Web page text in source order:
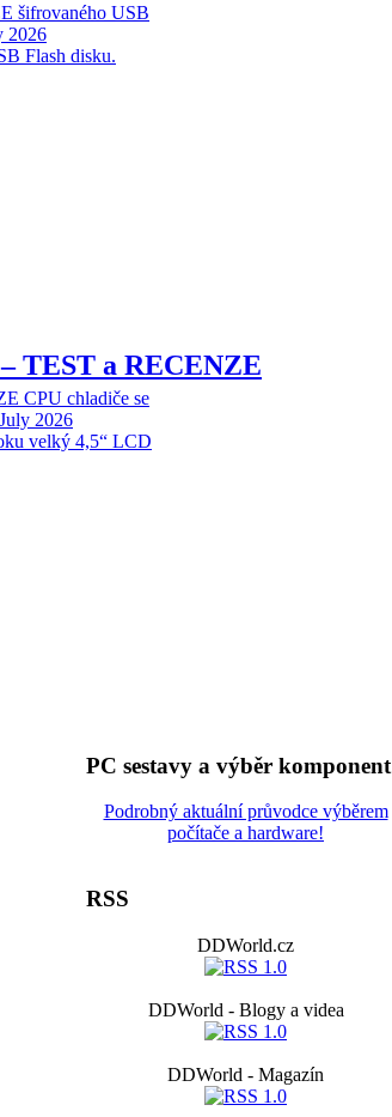
šifrovaného USB
2026
Flash disku.
TEST a RECENZE
CPU chladiče se
2026
velký 4,5“ LCD
PC sestavy a výběr komponent
Podrobný aktuální průvodce výběrem
počítače a hardware!
RSS
DDWorld.cz
DDWorld - Blogy a videa
DDWorld - Magazín